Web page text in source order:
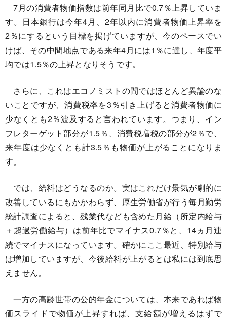
7月の消費者物価指数は前年同月比で0.7％上昇していま
す。日本銀行は今年4月、2年以内に消費者物価上昇率を
2％にするという目標を掲げていますが、今のペースでい
けば、その中間地点である来年4月には1％に達し、年度平
均では1.5％の上昇となりそうです。
さらに、これはエコノミストの間ではほとんど異論のな
いことですが、消費税率を3％引き上げると消費者物価に
少なくとも2％波及すると言われています。つまり、イン
フレターゲット部分が1.5％、消費税増税の部分が2％で、
来年度は少なくとも計3.5％も物価が上がることになりま
す。
では、給料はどうなるのか。実はこれだけ景気が劇的に
改善しているにもかかわらず、厚生労働省が行う毎月勤労
統計調査によると、残業代なども含めた月給（所定内給与
＋超過労働給与）は前年比でマイナス0.7％と、14ヵ月連
続でマイナスになっています。確かにここ最近、特別給与
は増加していますが、今後給料が上がるとは私には到底思
えません。
一方の高齢世帯の公的年金については、本来であれば物
価スライドで物価が上昇すれば、支給額が増えるはずで